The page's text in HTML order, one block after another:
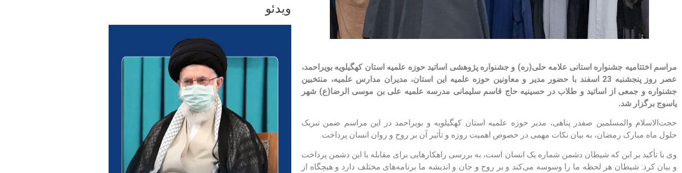
مراسم اختتامیه جشنواره استانی علامه حلی(ره)‌ و جشنواره پژوهشی اساتید حوزه‌ علمیه استان کهگیلویه بویراحمد،
عصر روز پنجشنبه 23 اسفند با حضور مدیر و معاونین حوزه علمیه این استان، مدیران مدارس علمیه، منتخبین
جشنواره و جمعی از اساتید و طلاب در حسینیه حاج قاسم سلیمانی مدرسه علمیه علی بن موسی الرضا(ع) شهر
یاسوج برگزار شد.
حجت‌الاسلام والمسلمین صفدر پناهی، مدیر حوزه علمیه استان کهگیلویه و بویراحمد در این مراسم ضمن تبریک
حلول ماه مبارک رمضان، به بیان نکات مهمی در خصوص اهمیت روزه و تأثیر آن بر روح و روان انسان پرداخت.
وی با تأکید بر این که شیطان دشمن شماره یک انسان است، به بررسی راهکارهایی برای مقابله با این دشمن پرداخت
و بیان کرد: شیطان هر لحظه ما را وسوسه می‌کند و بر روح و جان و اندیشه‌ ما برنامه‌های مختلف دارد و هیچگاه از
ویدئو